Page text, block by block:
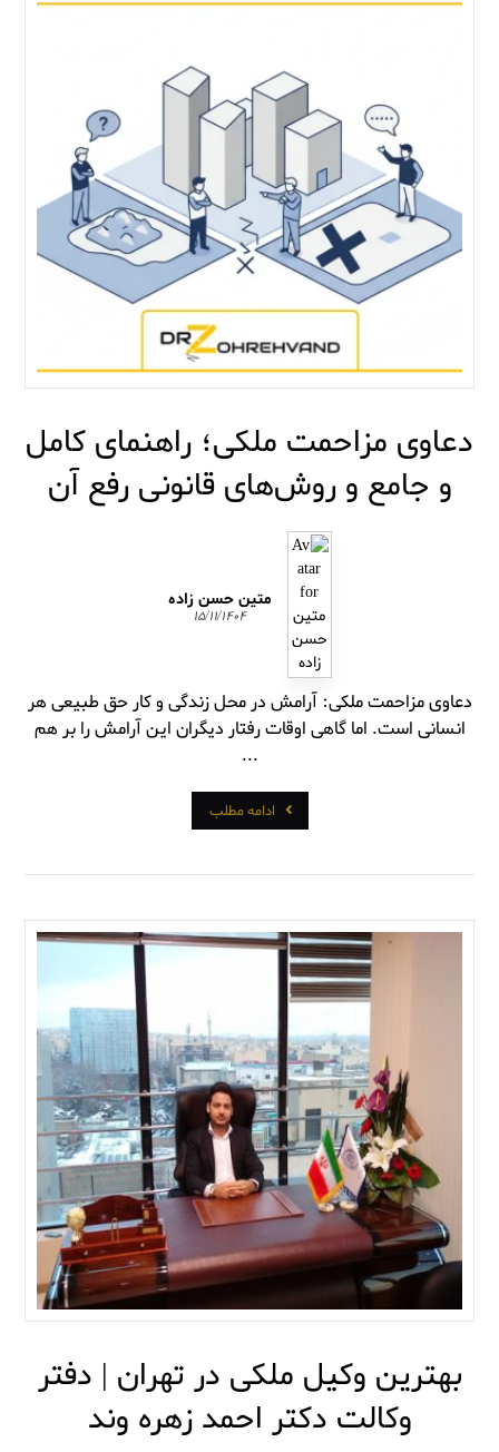
دعاوی مزاحمت ملکی؛ راهنمای کامل
و جامع و روش‌های قانونی رفع آن
متین حسن زاده
۱۵/۱۱/۱۴۰۴
دعاوی مزاحمت ملکی: آرامش در محل زندگی و کار حق طبیعی هر
انسانی است. اما گاهی اوقات رفتار دیگران این آرامش را بر هم
...
ادامه مطلب
بهترین وکیل ملکی در تهران | دفتر
وکالت دکتر احمد زهره وند